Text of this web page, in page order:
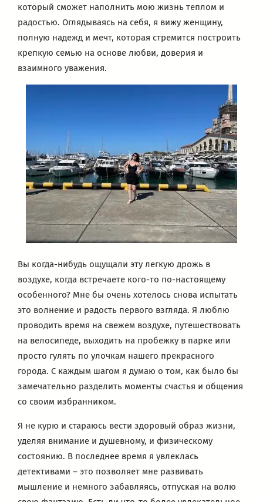
который сможет наполнить мою жизнь теплом и
радостью. Оглядываясь на себя, я вижу женщину,
полную надежд и мечт, которая стремится построить
крепкую семью на основе любви, доверия и
взаимного уважения.
Вы когда-нибудь ощущали эту легкую дрожь в
воздухе, когда встречаете кого-то по-настоящему
особенного? Мне бы очень хотелось снова испытать
это волнение и радость первого взгляда. Я люблю
проводить время на свежем воздухе, путешествовать
на велосипеде, выходить на пробежку в парке или
просто гулять по улочкам нашего прекрасного
города. С каждым шагом я думаю о том, как было бы
замечательно разделить моменты счастья и общения
со своим избранником.
Я не курю и стараюсь вести здоровый образ жизни,
уделяя внимание и душевному, и физическому
состоянию. В последнее время я увлеклась
детективами – это позволяет мне развивать
мышление и немного забавляясь, отпуская на волю